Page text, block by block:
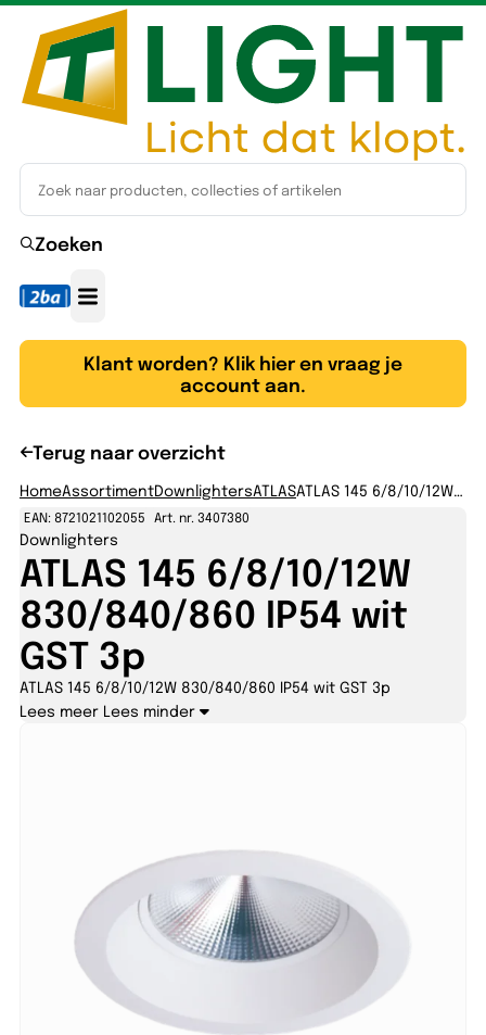
Zoeken
Klant worden? Klik hier en vraag je
account aan.
Terug naar overzicht
HomeAssortimentDownlightersATLASATLAS 145 6/8/10/12W 830/840/860 IP54 wit GST 3p
EAN: 8721021102055 Art. nr. 3407380
Downlighters
ATLAS 145 6/8/10/12W
830/840/860 IP54 wit
GST 3p
ATLAS 145 6/8/10/12W 830/840/860 IP54 wit GST 3p
Lees meer Lees minder